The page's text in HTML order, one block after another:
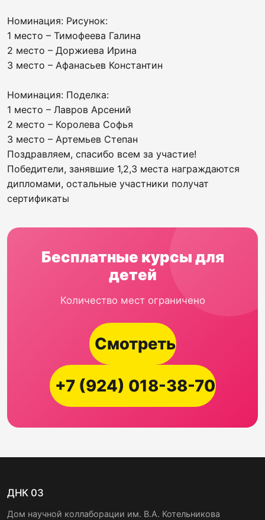
Номинация: Рисунок:
1 место – Тимофеева Галина
2 место – Доржиева Ирина
3 место – Афанасьев Константин
Номинация: Поделка:
1 место – Лавров Арсений
2 место – Королева Софья
3 место – Артемьев Степан
Поздравляем, спасибо всем за участие!
Победители, занявшие 1,2,3 места награждаются
дипломами, остальные участники получат
сертификаты
Бесплатные курсы для
детей
Количество мест ограничено
Смотреть
+7 (924) 018-38-70
ДНК 03
Дом научной коллаборации им. В.А. Котельникова